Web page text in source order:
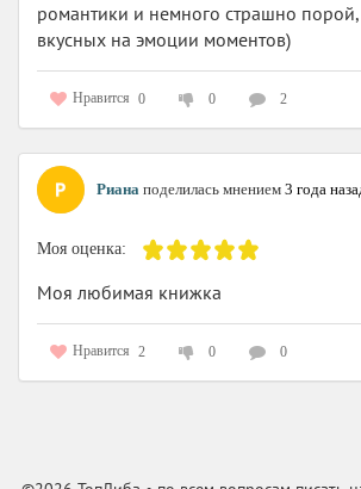
романтики и немного страшно
вкусных на эмоции моментов)
Нравится 0 0 2
Риана поделилась мнением 3 года
Моя оценка:
Моя любимая книжка
Нравится 2 0 0